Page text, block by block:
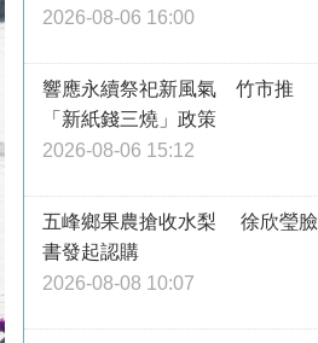
2026-08-06 16:00
響應永續祭祀新風氣 竹市推
「新紙錢三燒」政策
2026-08-06 15:12
五峰鄉果農搶收水梨 徐欣瑩臉
書發起認購
2026-08-08 10:07